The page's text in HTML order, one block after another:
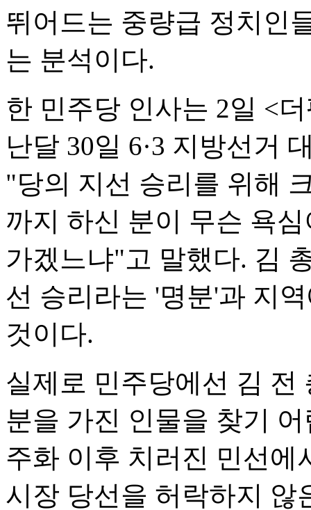
뛰어드는 중량급 정치인
는 분석이다.
한 민주당 인사는 2일 <
난달 30일 6·3 지방선거
"당의 지선 승리를 위해
까지 하신 분이 무슨 욕
가겠느냐"고 말했다. 김
선 승리라는 '명분'과 지
것이다.
실제로 민주당에선 김 전
분을 가진 인물을 찾기
주화 이후 치러진 민선에
시장 당선을 허락하지 않